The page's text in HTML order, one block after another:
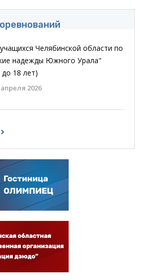
Челябинской области по
надежды Южного Урала"
18 лет)
2026